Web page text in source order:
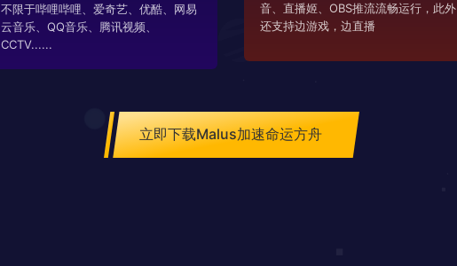
不限于哔哩哔哩、爱奇艺、优酷、网易
云音乐、QQ音乐、腾讯视频、
CCTV......
音、直播姬、OBS推流流畅运行，此外
还支持边游戏，边直播
立即下载Malus加速命运方舟